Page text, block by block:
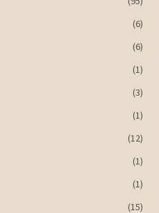
(6)
(6)
(1)
(3)
(1)
(12)
(1)
(1)
(15)